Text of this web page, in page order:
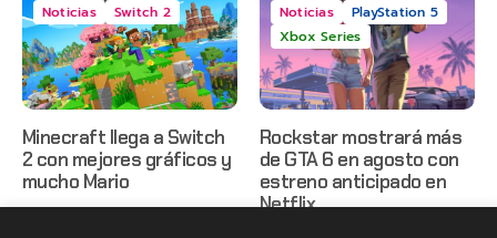
Noticias Switch 2
Minecraft llega a Switch
2 con mejores gráficos y
mucho Mario
Noticias
PlayStation 5
Xbox Series
Rockstar mostrará más
de GTA 6 en agosto con
estreno anticipado en
Netflix